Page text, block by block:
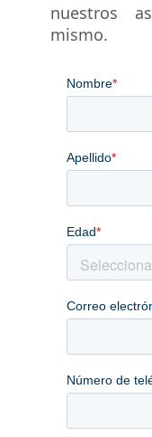
nuestros
mismo.